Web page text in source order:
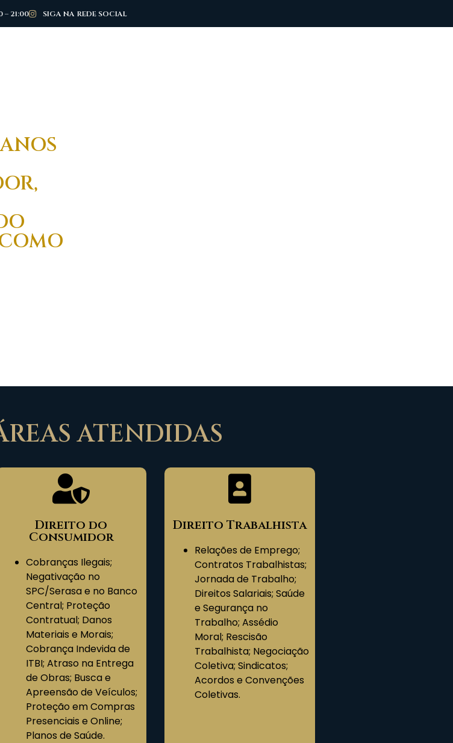
– 21:00 SIGA NA REDE SOCIAL
ATENDIDAS
Direito do
Consumidor
Cobranças Ilegais;
Negativação no
SPC/Serasa e no Banco
Central; Proteção
Contratual; Danos
Materiais e Morais;
Cobrança Indevida de
ITBI; Atraso na Entrega
de Obras; Busca e
Apreensão de Veículos;
Proteção em Compras
Presenciais e Online;
Planos de Saúde.
Direito Trabalhista
Relações de Emprego;
Contratos Trabalhistas;
Jornada de Trabalho;
Direitos Salariais; Saúde
e Segurança no
Trabalho; Assédio
Moral; Rescisão
Trabalhista; Negociação
Coletiva; Sindicatos;
Acordos e Convenções
Coletivas.